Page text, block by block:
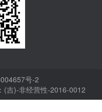
号-2
(吉)-非经营性-2016-0012